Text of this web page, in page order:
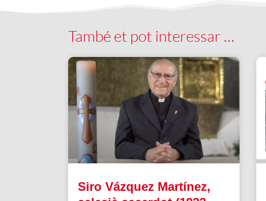
També et pot interessar …
Siro Vázquez Martínez,